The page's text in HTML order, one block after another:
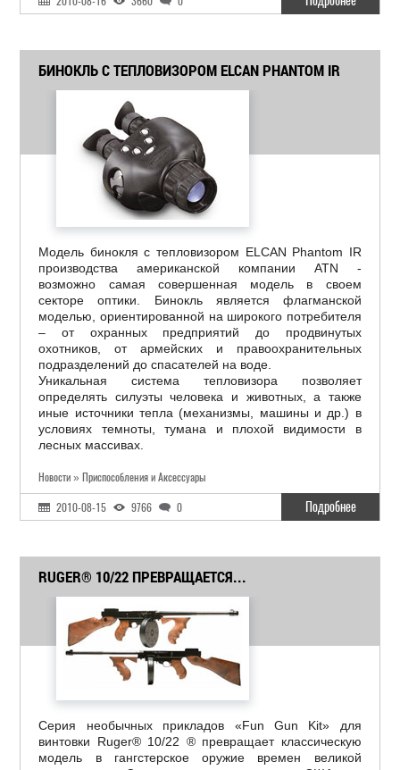
БИНОКЛЬ С ТЕПЛОВИЗОРОМ ELCAN PHANTOM IR
Модель бинокля с тепловизором ELCAN Phantom IR
производства американской компании ATN -
возможно самая совершенная модель в своем
секторе оптики. Бинокль является флагманской
моделью, ориентированной на широкого потребителя
– от охранных предприятий до продвинутых
охотников, от армейских и правоохранительных
подразделений до спасателей на воде.
Уникальная система тепловизора позволяет
определять силуэты человека и животных, а также
иные источники тепла (механизмы, машины и др.) в
условиях темноты, тумана и плохой видимости в
лесных массивах.
Новости » Приспособления и Аксессуары
2010-08-15 9766 0 Подробнее
RUGER® 10/22 ПРЕВРАЩАЕТСЯ...
Серия необычных прикладов «Fun Gun Kit» для
винтовки Ruger® 10/22 ® превращает классическую
модель в гангстерское оружие времен великой